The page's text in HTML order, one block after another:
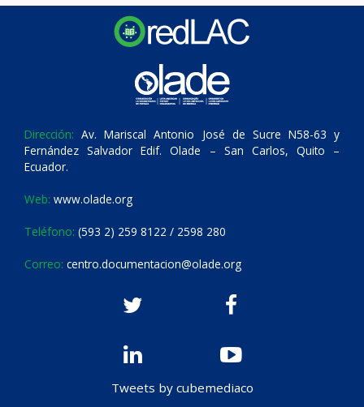
Dirección: Av. Mariscal Antonio José de Sucre N58-63 y
Fernández Salvador Edif. Olade – San Carlos, Quito –
Ecuador.
Web: www.olade.org
Teléfono: (593 2) 259 8122 / 2598 280
Correo: centro.documentacion@olade.org
Tweets by cubemediaco